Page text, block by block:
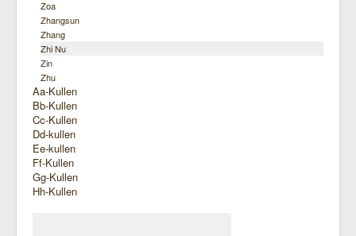
Zoa
Zhangsun
Zhang
Zhi Nu
Zin
Zhu
Aa-Kullen
Bb-Kullen
Cc-Kullen
Dd-kullen
Ee-kullen
Ff-Kullen
Gg-Kullen
Hh-Kullen